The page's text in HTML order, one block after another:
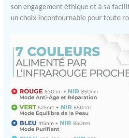
son engagement éthique et à sa
un choix incontournable pour toute